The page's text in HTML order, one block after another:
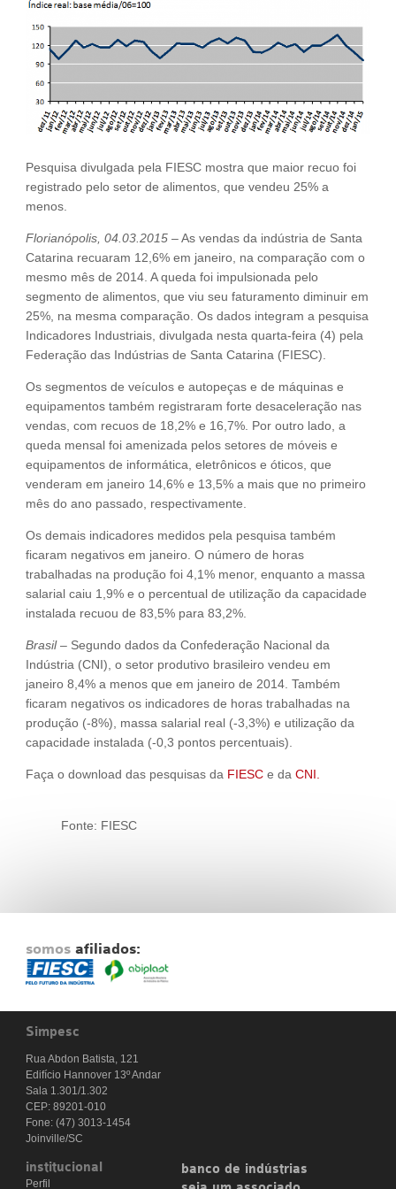
NOSSAS ASSOCIADAS
VAGAS
Pesquisa divulgada pela FIESC mostra que maior recuo foi
registrado pelo setor de alimentos, que vendeu 25% a
menos.
Florianópolis, 04.03.2015 – As vendas da indústria de Santa
Catarina recuaram 12,6% em janeiro, na comparação com o
mesmo mês de 2014. A queda foi impulsionada pelo
segmento de alimentos, que viu seu faturamento diminuir em
25%, na mesma comparação. Os dados integram a pesquisa
Indicadores Industriais, divulgada nesta quarta-feira (4) pela
Federação das Indústrias de Santa Catarina (FIESC).
Os segmentos de veículos e autopeças e de máquinas e
equipamentos também registraram forte desaceleração nas
vendas, com recuos de 18,2% e 16,7%. Por outro lado, a
queda mensal foi amenizada pelos setores de móveis e
equipamentos de informática, eletrônicos e óticos, que
venderam em janeiro 14,6% e 13,5% a mais que no primeiro
mês do ano passado, respectivamente.
Os demais indicadores medidos pela pesquisa também
ficaram negativos em janeiro. O número de horas
trabalhadas na produção foi 4,1% menor, enquanto a massa
salarial caiu 1,9% e o percentual de utilização da capacidade
instalada recuou de 83,5% para 83,2%.
Brasil– Segundo dados da Confederação Nacional da
Indústria (CNI), o setor produtivo brasileiro vendeu em
janeiro 8,4% a menos que em janeiro de 2014. Também
ficaram negativos os indicadores de horas trabalhadas na
produção (-8%), massa salarial real (-3,3%) e utilização da
capacidade instalada (-0,3 pontos percentuais).
Faça o download das pesquisas da FIESC e da CNI.
Fonte: FIESC
somos afiliados:
Simpesc
Rua Abdon Batista, 121
Edifício Hannover 13º Andar
Sala 1.301/1.302
CEP: 89201-010
Fone: (47) 3013-1454
Joinville/SC
institucional
Perfil
banco de indústrias